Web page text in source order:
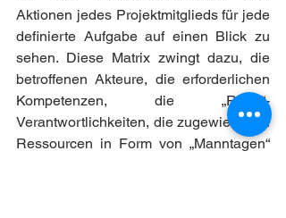
Aktionen jedes Projektmitglieds für jede
definierte Aufgabe auf einen Blick zu
sehen. Diese Matrix zwingt dazu, die
betroffenen Akteure, die erforderlichen
Kompetenzen, die „RACI“-
Verantwortlichkeiten, die zugewiesenen
Ressourcen in Form von „Manntagen“